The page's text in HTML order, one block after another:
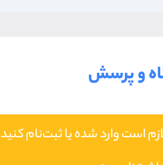
و پرسش
است وارد شده یا ثبت‌نام کنید